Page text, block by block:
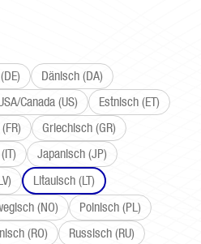
Dänisch (DA)
Canada (US)
Estnisch (ET)
Griechisch (GR)
Japanisch (JP)
Litauisch (LT)
(NO)
Polnisch (PL)
(RO)
Russisch (RU)